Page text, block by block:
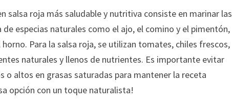
salsa roja más saludable y nutritiva consiste en marinar las
especias naturales como el ajo, el comino y el pimentón,
Para la salsa roja, se utilizan tomates, chiles frescos,
naturales y llenos de nutrientes. Es importante evitar
o altos en grasas saturadas para mantener la receta
opción con un toque naturalista!